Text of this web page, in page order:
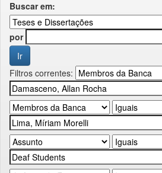
Buscar em:
por
Filtros correntes: